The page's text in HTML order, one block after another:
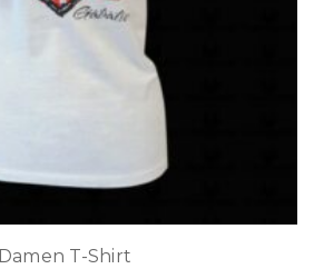
Damen T-Shirt